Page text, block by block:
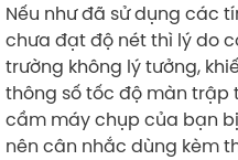
Nếu như đã sử dụng các
chưa đạt độ nét thì lý do
trường không lý tưởng,
thông số tốc độ màn trập
cầm máy chụp của bạn
nên cân nhắc dùng kèm